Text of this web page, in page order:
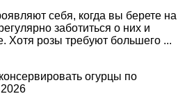
себя, когда вы берете на
заботиться о них и
Хотя розы требуют большего ...
огурцы по